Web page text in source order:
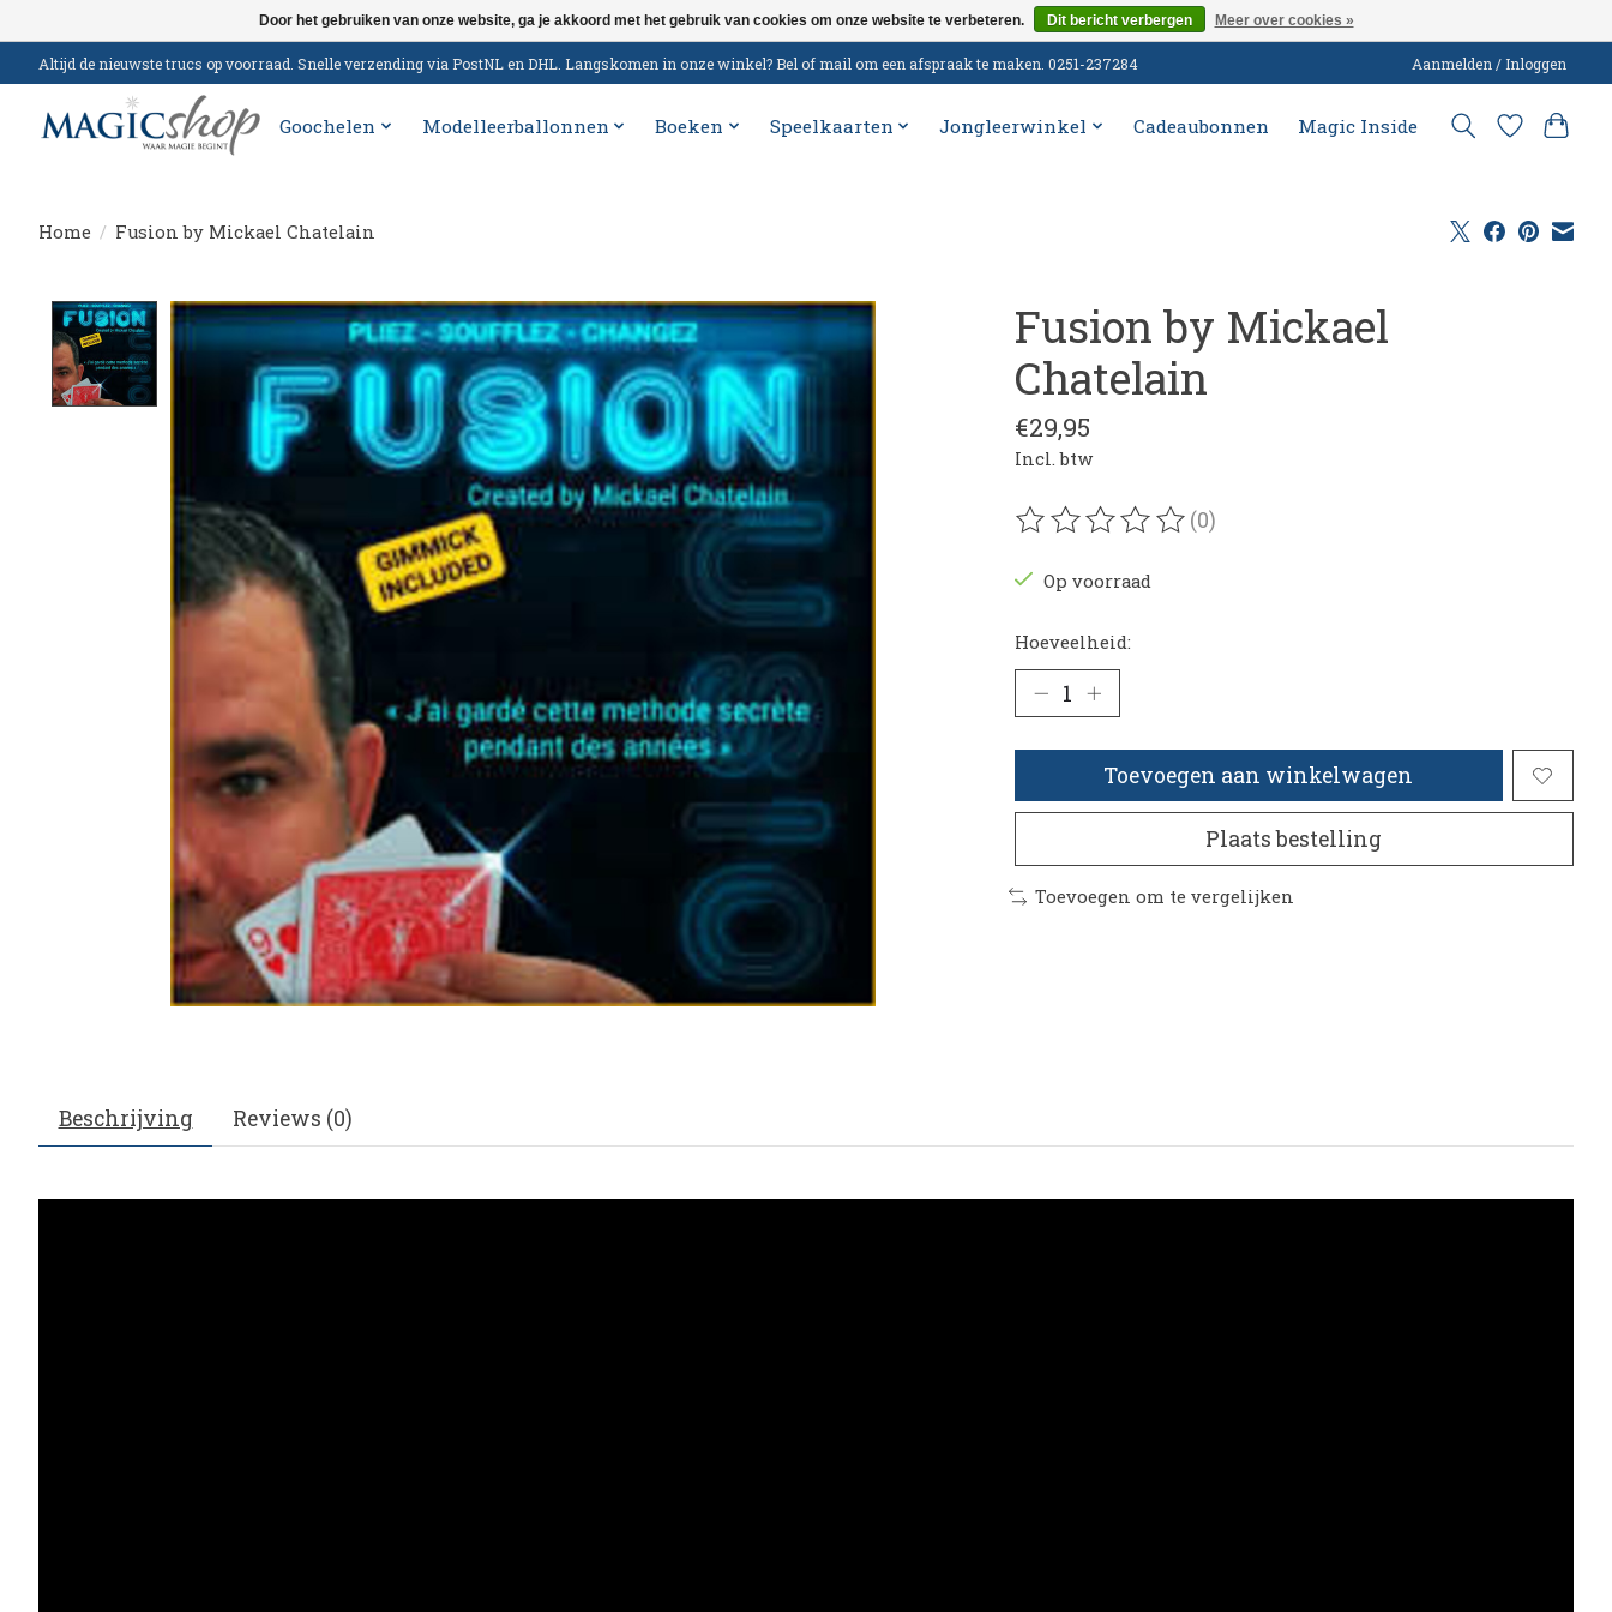
Altijd de nieuwste trucs op voorraad. Snelle verzending via PostNL en DHL. Langskomen in onze winkel? Bel of mail om een afspraak te maken. 0251-237284 Aanmelden / Inloggen
Goochelen Modelleerballonnen Boeken Speelkaarten Jongleerwinkel Cadeaubonnen Magic Inside
Home / Fusion by Mickael Chatelain
Product image slideshow Items
Fusion by Mickael
Chatelain
€29,95
Incl. btw
De beoordeling van dit product is
(0)
Op voorraad
Hoeveelheid:
Toevoegen aan winkelwagen
Plaats bestelling
Toevoegen om te vergelijken
Beschrijving Reviews (0)
Door het gebruiken van onze website, ga je akkoord met het gebruik van cookies om onze website te verbeteren. Dit bericht verbergen Meer over cookies »